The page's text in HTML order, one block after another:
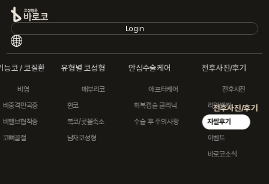
Login
능코 / 코질환
기능코 / 코질환
비염
비중격만곡증
비밸브협착증
코뼈골절
유형별 코성형
매부리코
휜코
복코/콧볼축소
남자코성형
안심수술케어
안심수술케어
애프터케어
회복캡슐 클리닉
수술 후 주의사항
전후사진/후기
전후사진/후기
전후사진
리얼셀카
자필후기
이벤트
바로코소식
Login
연입코